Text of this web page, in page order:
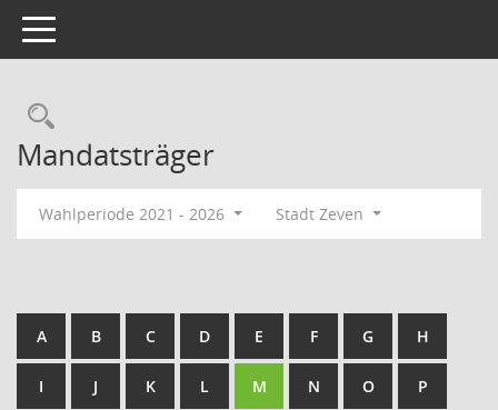
Toggle navigation
Rechercheauswahl
Mandatsträger
Wahlperiode 2021 - 2026 Stadt Zeven
A B C D E F G H
I J K L M N O P